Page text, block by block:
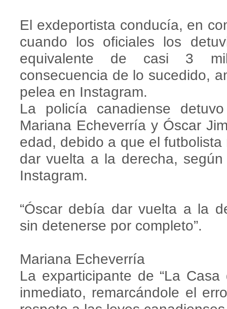
El exdeportista conducía, en
cuando los oficiales los
equivalente de casi 3
consecuencia de lo sucedido,
pelea en Instagram.
La policía canadiense
Mariana Echeverría y Óscar
edad, debido a que el
dar vuelta a la derecha,
Instagram.
“Óscar debía dar vuelta a la
sin detenerse por completo”.
Mariana Echeverría
La exparticipante de “La
inmediato, remarcándole el